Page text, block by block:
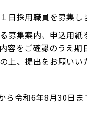
日採用職員を募集し
募集案内、申込用紙
容をご確認のうえ期
上、提出をお願いい
ら令和6年8月30日ま